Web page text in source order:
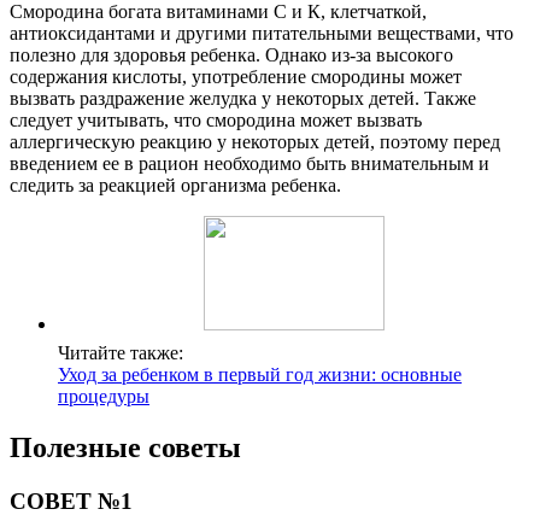
Смородина богата витаминами С и К, клетчаткой,
антиоксидантами и другими питательными веществами, что
полезно для здоровья ребенка. Однако из-за высокого
содержания кислоты, употребление смородины может
вызвать раздражение желудка у некоторых детей. Также
следует учитывать, что смородина может вызвать
аллергическую реакцию у некоторых детей, поэтому перед
введением ее в рацион необходимо быть внимательным и
следить за реакцией организма ребенка.
Читайте также:
Уход за ребенком в первый год жизни: основные
процедуры
Полезные советы
СОВЕТ №1